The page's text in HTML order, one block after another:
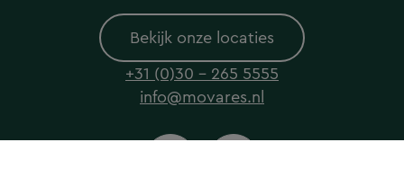
Bekijk onze locaties
+31 (0)30 - 265 5555
info@movares.nl